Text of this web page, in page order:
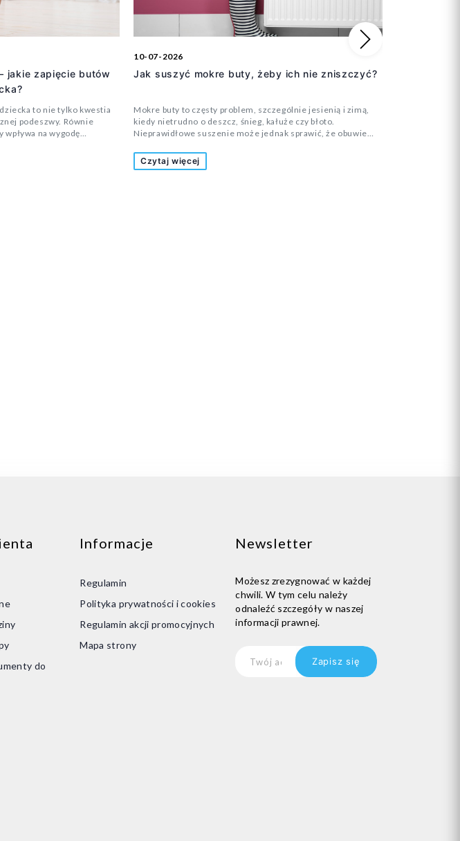
jakie zapięcie butów
to nie tylko kwestia
podeszwy. Równie
na wygodę
lepszym rozwiązaniem
klasyczne
10-07-2026
Jak suszyć mokre buty, żeby ich nie zniszczyć?
Mokre buty to częsty problem, szczególnie jesienią i zimą,
kiedy nietrudno o deszcz, śnieg, kałuże czy błoto.
Nieprawidłowe suszenie może jednak sprawić, że obuwie
sztywne i niewygodne. Jak bezpiecznie wysuszyć buty, aby
nie doprowadzić do uszkodzenia cholewki, podeszwy i
Czytaj więcej
do
Informacje
Regulamin
Polityka prywatności i cookies
Regulamin akcji promocyjnych
Mapa strony
Newsletter
Możesz zrezygnować w każdej
chwili. W tym celu należy
odnaleźć szczegóły w naszej
informacji prawnej.